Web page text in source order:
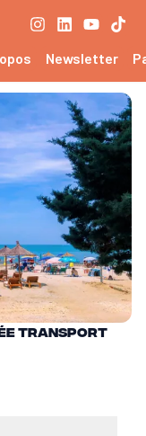
Newsletter
transport